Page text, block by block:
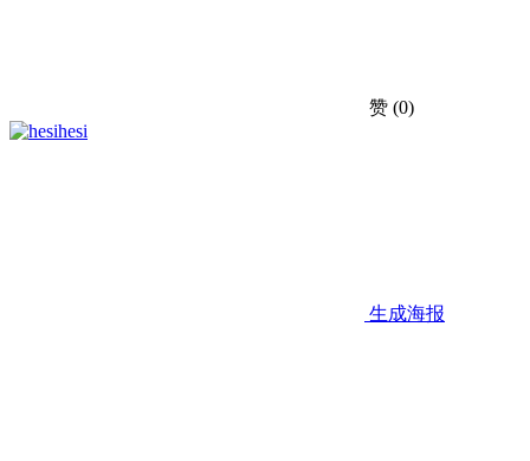
赞 (0)
hesi
生成海报